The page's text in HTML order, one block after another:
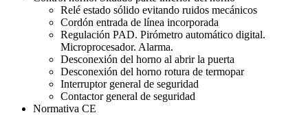
Relé estado sólido evitando ruidos mecánicos
Cordón entrada de línea incorporada
Regulación PAD. Pirómetro automático digital.
Microprocesador. Alarma.
Desconexión del horno al abrir la puerta
Desconexión del horno rotura de termopar
Interruptor general de seguridad
Contactor general de seguridad
Normativa CE